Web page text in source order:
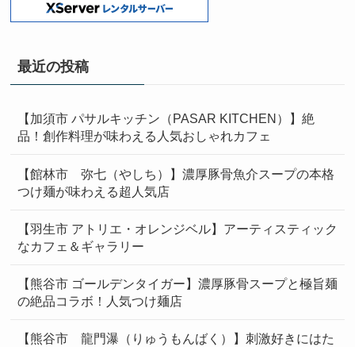
最近の投稿
【加須市 パサルキッチン（PASAR KITCHEN）】絶
品！創作料理が味わえる人気おしゃれカフェ
【館林市 弥七（やしち）】濃厚豚骨魚介スープの本格
つけ麺が味わえる超人気店
【羽生市 アトリエ・オレンジベル】アーティスティック
なカフェ＆ギャラリー
【熊谷市 ゴールデンタイガー】濃厚豚骨スープと極旨麺
の絶品コラボ！人気つけ麺店
【熊谷市 龍門瀑（りゅうもんばく）】刺激好きにはた